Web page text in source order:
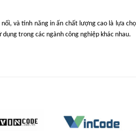
và tính năng in ấn chất lượng cao là lựa
trong các ngành công nghiệp khác nhau.